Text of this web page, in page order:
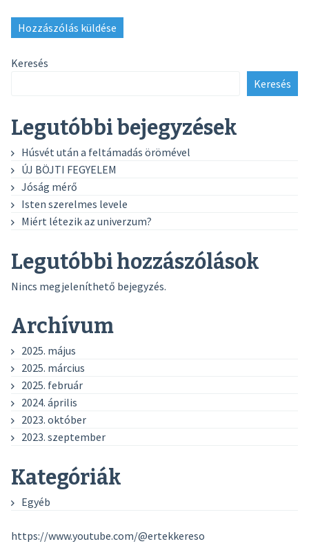
Keresés
Keresés
Legutóbbi bejegyzések
Húsvét után a feltámadás örömével
ÚJ BÖJTI FEGYELEM
Jóság mérő
Isten szerelmes levele
Miért létezik az univerzum?
Legutóbbi hozzászólások
Nincs megjeleníthető bejegyzés.
Archívum
2025. május
2025. március
2025. február
2024. április
2023. október
2023. szeptember
Kategóriák
Egyéb
https://www.youtube.com/@ertekkereso